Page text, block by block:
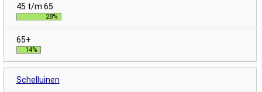
28%
14%
Schelluinen